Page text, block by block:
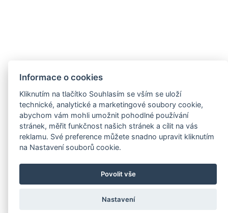
Informace o cookies
Kliknutím na tlačítko Souhlasím se vším se uloží
technické, analytické a marketingové soubory cookie,
abychom vám mohli umožnit pohodlné používání
stránek, měřit funkčnost našich stránek a cílit na vás
reklamu. Své preference můžete snadno upravit kliknutím
na Nastavení souborů cookie.
Povolit vše
Nastavení